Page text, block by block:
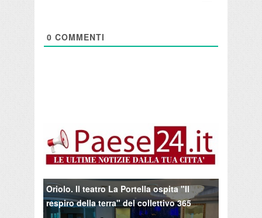
0 COMMENTI
Oriolo. Il teatro La Portella ospita "Il
respiro della terra" del collettivo 365